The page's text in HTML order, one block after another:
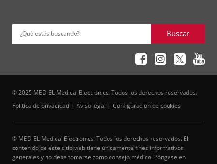
¿Qué estás buscando? Buscar
© 2025 MED-EL Medical Electronics. Todos los derechos reservados.
Política de privacidad
Aviso legal Configuración de cookies
© MED-EL Medical Electronics. Todos los derechos reservados. El
contenido de este sitio web tiene únicamente fines informativos
generales y no debe tomarse como consejo médico. Póngase en